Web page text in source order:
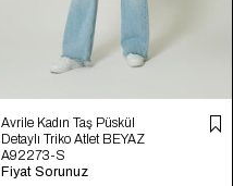
Avrile Kadın Taş Püskül
Detaylı Triko Atlet BEYAZ
A92273-S
Fiyat Sorunuz